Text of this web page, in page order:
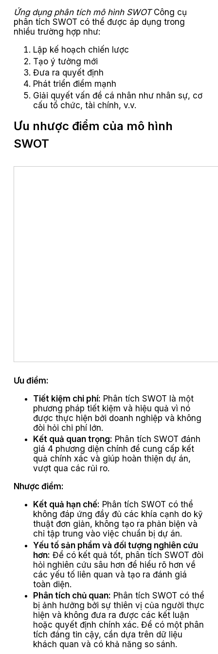
Ứng dụng phân tích mô hình SWOTCông cụ
phân tích SWOT có thể được áp dụng trong
nhiều trường hợp như:
Lập kế hoạch chiến lược
Tạo ý tưởng mới
Đưa ra quyết định
Phát triển điểm mạnh
Giải quyết vấn đề cá nhân như nhân sự, cơ
cấu tổ chức, tài chính, v.v.
Ưu nhược điểm của mô hình
SWOT
Ưu điểm:
Tiết kiệm chi phí: Phân tích SWOT là một
phương pháp tiết kiệm và hiệu quả vì nó
được thực hiện bởi doanh nghiệp và không
đòi hỏi chi phí lớn.
Kết quả quan trọng: Phân tích SWOT đánh
giá 4 phương diện chính để cung cấp kết
quả chính xác và giúp hoàn thiện dự án,
vượt qua các rủi ro.
Nhược điểm:
Kết quả hạn chế: Phân tích SWOT có thể
không đáp ứng đầy đủ các khía cạnh do kỹ
thuật đơn giản, không tạo ra phản biện và
chỉ tập trung vào việc chuẩn bị dự án.
Yếu tố sản phẩm và đối tượng nghiên cứu
hơn: Để có kết quả tốt, phân tích SWOT đòi
hỏi nghiên cứu sâu hơn để hiểu rõ hơn về
các yếu tố liên quan và tạo ra đánh giá
toàn diện.
Phân tích chủ quan: Phân tích SWOT có thể
bị ảnh hưởng bởi sự thiên vị của người thực
hiện và không đưa ra được các kết luận
hoặc quyết định chính xác. Để có một phân
tích đáng tin cậy, cần dựa trên dữ liệu
khách quan và có khả năng so sánh.